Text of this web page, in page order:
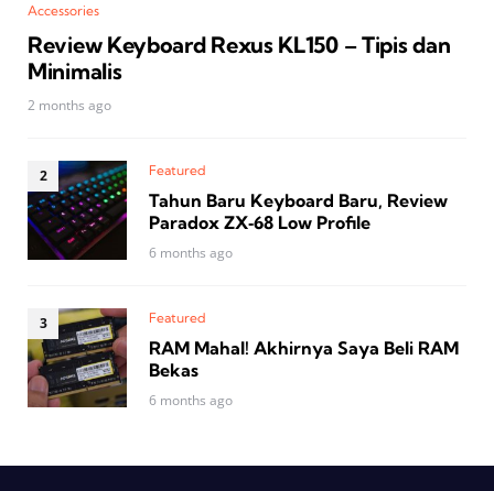
Accessories
Review Keyboard Rexus KL150 – Tipis dan
Minimalis
2 months ago
Featured
Tahun Baru Keyboard Baru, Review
Paradox ZX‑68 Low Profile
6 months ago
Featured
RAM Mahal! Akhirnya Saya Beli RAM
Bekas
6 months ago